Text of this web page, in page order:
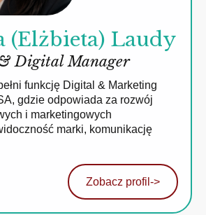
(Elżbieta) Laudy
Digital Manager
funkcję Digital & Marketing
gdzie odpowiada za rozwój
i marketingowych
marki, komunikację
Zobacz profil ->